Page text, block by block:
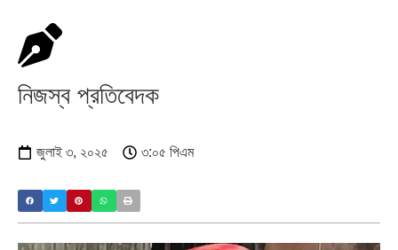
নিজস্ব প্রতিবেদক
জুলাই ৩, ২০২৫ ৩:০৫ পিএম